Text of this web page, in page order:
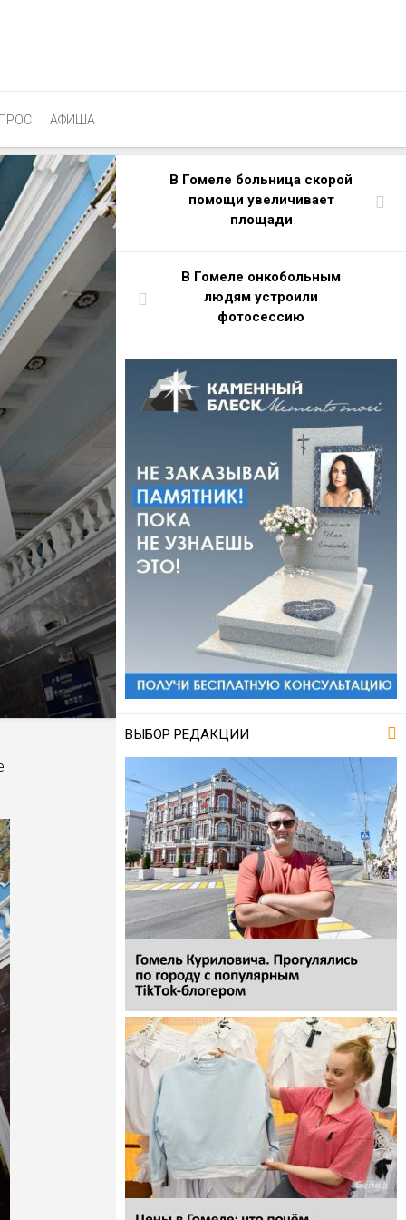
АФИША
В Гомеле больница скорой
помощи увеличивает
площади
В Гомеле онкобольным
людям устроили
фотосессию
ВЫБОР РЕДАКЦИИ